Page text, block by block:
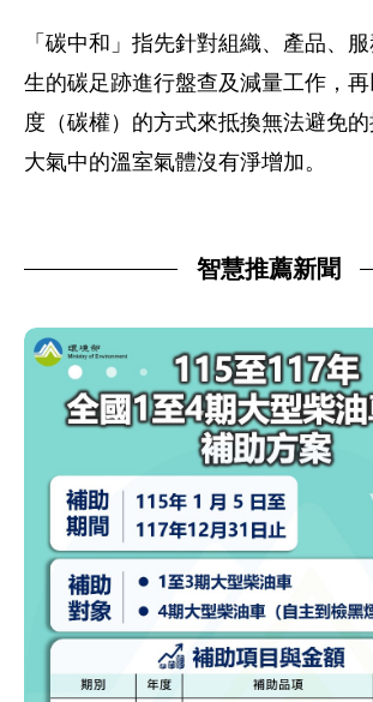
「碳中和」指先針對組織、產品、
生的碳足跡進行盤查及減量工作，
度（碳權）的方式來抵換無法避免
大氣中的溫室氣體沒有淨增加。
智慧推薦新聞